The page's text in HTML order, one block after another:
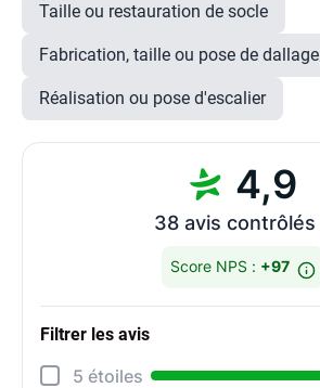
Taille ou restauration de socle
Fabrication, taille ou pose de dallage
Réalisation ou pose d'escalier
4,9
38 avis contrôlés
Score NPS : +97
Filtrer les avis
5 étoiles